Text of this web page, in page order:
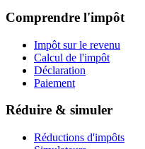
Comprendre l'impôt
Impôt sur le revenu
Calcul de l'impôt
Déclaration
Paiement
Réduire & simuler
Réductions d'impôts